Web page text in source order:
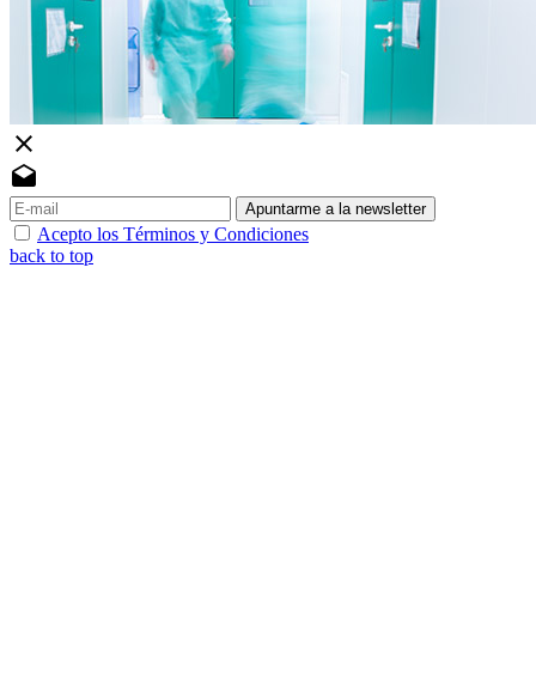
close
drafts
Apuntarme a la newsletter
Acepto los Términos y Condiciones
back to top